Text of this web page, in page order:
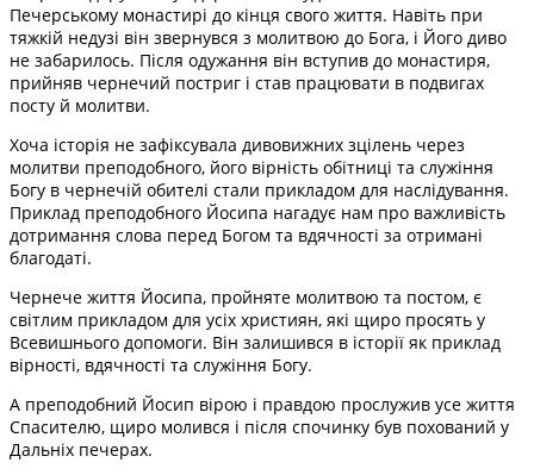
Печерському монастирі до кінця свого життя. Навіть при
тяжкій недузі він звернувся з молитвою до Бога, і Його диво
не забарилось. Після одужання він вступив до монастиря,
прийняв чернечий постриг і став працювати в подвигах
посту й молитви.
Хоча історія не зафіксувала дивовижних зцілень через
молитви преподобного, його вірність обітниці та служіння
Богу в чернечій обителі стали прикладом для наслідування.
Приклад преподобного Йосипа нагадує нам про важливість
дотримання слова перед Богом та вдячності за отримані
благодаті.
Чернече життя Йосипа, пройняте молитвою та постом, є
світлим прикладом для усіх християн, які щиро просять у
Всевишнього допомоги. Він залишився в історії як приклад
вірності, вдячності та служіння Богу.
А преподобний Йосип вірою і правдою прослужив усе життя
Спасителю, щиро молився і після спочинку був похований у
Дальніх печерах.